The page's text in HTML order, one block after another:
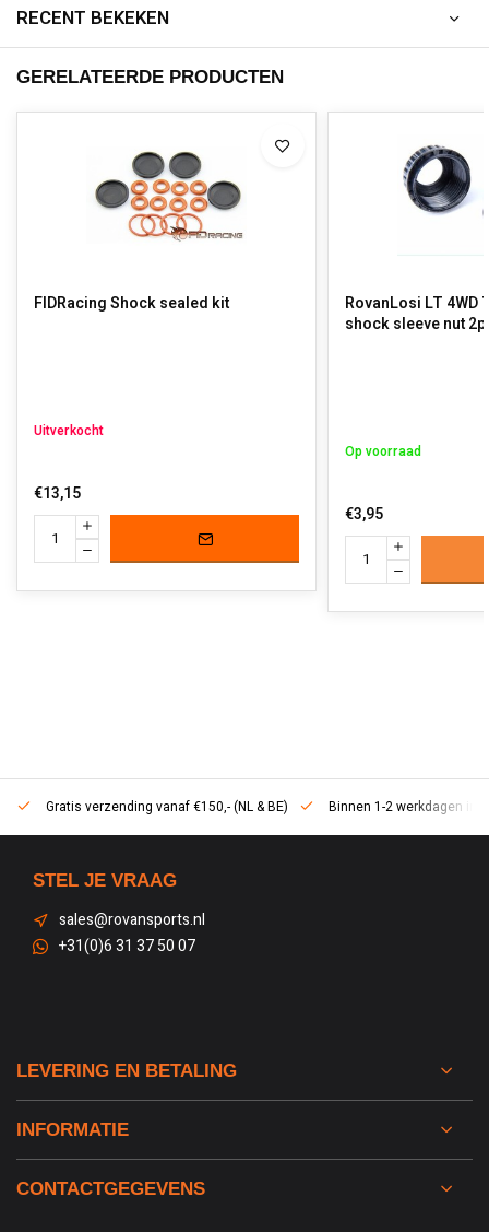
RECENT BEKEKEN
GERELATEERDE PRODUCTEN
FIDRacing Shock sealed kit
Uitverkocht
€13,15
RovanLosi LT 4WD
shock sleeve nut
Op voorraad
€3,95
Gratis verzending vanaf €150,- (NL & BE) Binnen 1-2 werkdagen in
STEL JE VRAAG
sales@rovansports.nl
+31(0)6 31 37 50 07
LEVERING EN BETALING
INFORMATIE
CONTACTGEGEVENS